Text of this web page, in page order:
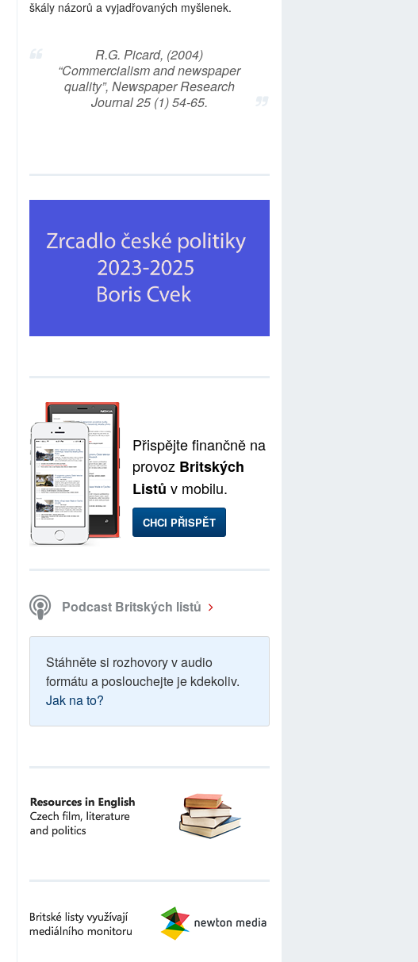
škály názorů a vyjadřovaných myšlenek.
R.G. Picard, (2004)
“Commercialism and newspaper
quality”, Newspaper Research
Journal 25 (1) 54-65.
Přispějte finančně na
provoz Britských
Listů v mobilu.
CHCI PŘISPĚT
Podcast Britských listů
Stáhněte si rozhovory v audio
formátu a poslouchejte je kdekoliv.
Jak na to?